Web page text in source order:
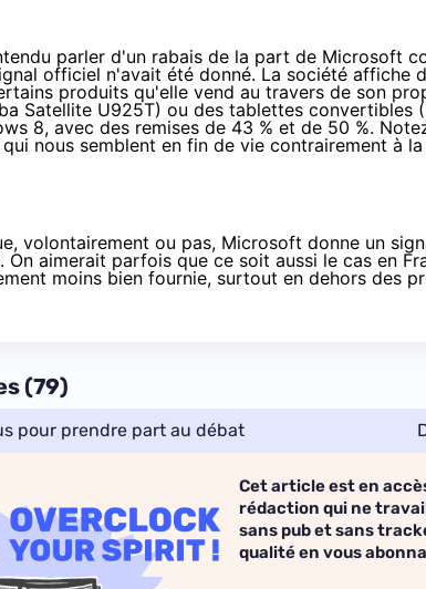
parler d'un rabais de la part de Microsoft
officiel n'avait été donné. La société affiche
produits qu'elle vend au travers de son
Satellite U925T) ou des tablettes convertibles (
8, avec des remises de 43 % et de 50 %.
nous semblent en fin de vie contrairement à
volontairement ou pas, Microsoft donne un
aimerait parfois que ce soit aussi le cas en
moins bien fournie, surtout en dehors des
(79)
pour prendre part au débat
Cet article est en
rédaction qui ne
sans pub et sans
qualité en vous